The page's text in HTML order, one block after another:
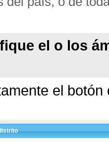
el o los
el